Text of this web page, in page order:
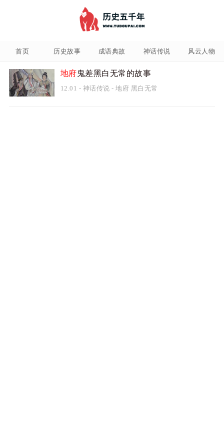
首页 历史故事 成语典故 神话传说 风云人物
地府鬼差黑白无常的故事
12.01 - 神话传说 -地府 黑白无常